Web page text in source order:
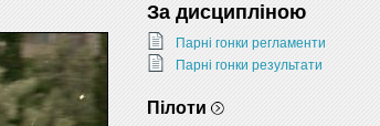
За дисципліною
Парні гонки регламенти
Парні гонки результати
Пілоти